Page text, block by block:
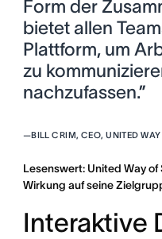
Form der
bietet allen
Plattform, um
zu
nachzufassen.”
—BILL CRIM, CEO, UNITED
Lesenswert: United Way
Wirkung auf seine
Interaktive